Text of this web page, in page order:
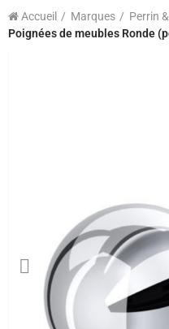
Accueil Marques
Perrin
Poignées de meubles Ronde